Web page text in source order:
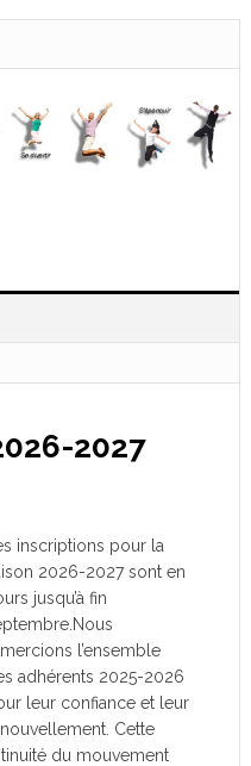
2027
inscriptions pour la
2026-2027 sont en
jusqu’à fin
l’ensemble
adhérents 2025-2026
leur confiance et leur
Cette
du mouvement